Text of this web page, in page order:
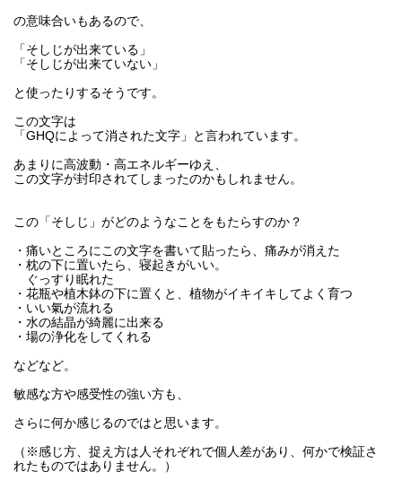
の意味合いもあるので、
「そしじが出来ている」
「そしじが出来ていない」
と使ったりするそうです。
この文字は
「GHQによって消された文字」と言われています。
あまりに高波動・高エネルギーゆえ、
この文字が封印されてしまったのかもしれません。
この「そしじ」がどのようなことをもたらすのか？
・痛いところにこの文字を書いて貼ったら、痛みが消えた
・枕の下に置いたら、寝起きがいい。
ぐっすり眠れた
・花瓶や植木鉢の下に置くと、植物がイキイキしてよく育つ
・いい氣が流れる
・水の結晶が綺麗に出来る
・場の浄化をしてくれる
などなど。
敏感な方や感受性の強い方も、
さらに何か感じるのではと思います。
（※感じ方、捉え方は人それぞれで個人差があり、何かで検証さ
れたものではありません。）